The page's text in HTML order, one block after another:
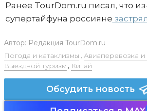
Ранее TourDom.ru писал, что
супертайфуна россияне
Автор: Редакция TourDom.ru
Погода и катаклизмы , Авиаперевозка
Выездной туризм , Китай
Обсудить новость